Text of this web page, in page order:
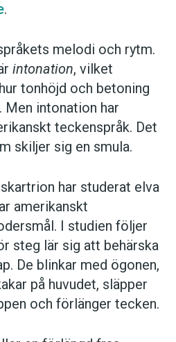
.
melodi och rytm.
intonation, vilket
tonhöjd och betoning
Men intonation har
teckenspråk. Det
skiljer sig en smula.
har studerat elva
amerikanskt
I studien följer
steg lär sig att behärska
De blinkar med ögonen,
på huvudet, släpper
och förlänger tecken.